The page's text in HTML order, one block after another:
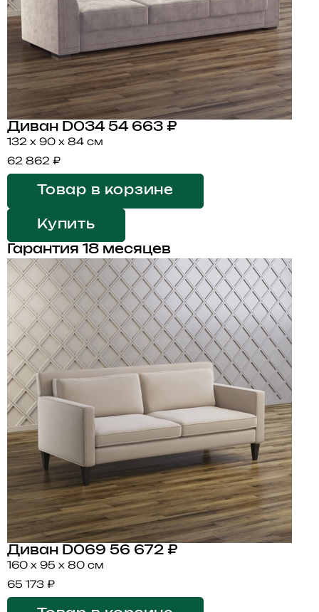
Диван D034 54 663 ₽
132 x 90 x 84 см
62 862 ₽
Товар в корзине
Купить
Гарантия 18 месяцев
Диван D069 56 672 ₽
160 x 95 x 80 см
65 173 ₽